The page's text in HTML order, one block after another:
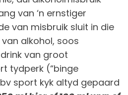
van ‘n ernstiger
van misbruik sluit in die
alkohol, soos
van groot
tydperk (“binge
sport kyk altyd gepaard